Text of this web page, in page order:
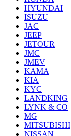
HYUNDAI
ISUZU
JAC
JEEP
JETOUR
JMC
JMEV
KAMA
KIA
KYC
LANDKING
LYNK & CO
MG
MITSUBISHI
NISSAN